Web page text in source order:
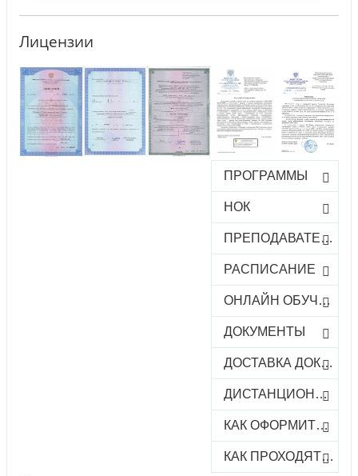
Лицензии
ПРОГРАММЫ
НОК
ПРЕПОДАВАТЕЛИ
РАСПИСАНИЕ
ОНЛАЙН ОБУЧЕНИЕ
ДОКУМЕНТЫ
ДОСТАВКА ДОКУМЕНТОВ
ДИСТАНЦИОННОЕ ОБУЧЕНИЕ
КАК ОФОРМИТЬ ЗАКАЗ КУРСА
КАК ПРОХОДЯТ ОНЛАЙН-КУРСЫ